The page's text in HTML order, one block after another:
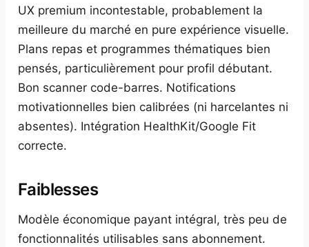
UX premium incontestable, probablement la
meilleure du marché en pure expérience visuelle.
Plans repas et programmes thématiques bien
pensés, particulièrement pour profil débutant.
Bon scanner code-barres. Notifications
motivationnelles bien calibrées (ni harcelantes ni
absentes). Intégration HealthKit/Google Fit
correcte.
Faiblesses
Modèle économique payant intégral, très peu de
fonctionnalités utilisables sans abonnement.